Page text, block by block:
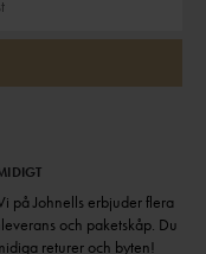
på Johnells erbjuder flera
och paketskåp. Du
returer och byten!